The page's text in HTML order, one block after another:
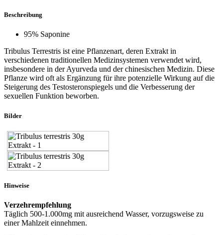
Beschreibung
95% Saponine
Tribulus Terrestris ist eine Pflanzenart, deren Extrakt in
verschiedenen traditionellen Medizinsystemen verwendet wird,
insbesondere in der Ayurveda und der chinesischen Medizin. Diese
Pflanze wird oft als Ergänzung für ihre potenzielle Wirkung auf die
Steigerung des Testosteronspiegels und die Verbesserung der
sexuellen Funktion beworben.
Bilder
Hinweise
Verzehrempfehlung
Täglich 500-1.000mg mit ausreichend Wasser, vorzugsweise zu
einer Mahlzeit einnehmen.